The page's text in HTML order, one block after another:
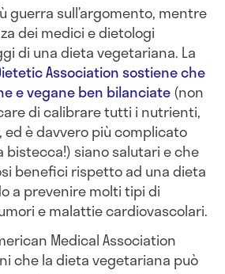
guerra sull’argomento, mentre
dei medici e dietologi
di una dieta vegetariana. La
Association sostiene che
e vegane ben bilanciate(non
di calibrare tutti i nutrienti,
è davvero più complicato
bistecca!) siano salutari e che
benefici rispetto ad una dieta
a prevenire molti tipi di
e malattie cardiovascolari.
Medical Association
che la dieta vegetariana può